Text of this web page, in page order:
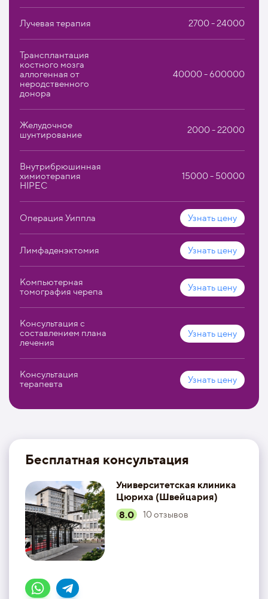
Лучевая терапия 2700 - 24000
Трансплантация
костного мозга
аллогенная от
неродственного
донора
40000 - 600000
Желудочное
шунтирование
2000 - 22000
Внутрибрюшинная
химиотерапия
HIPEC
15000 - 50000
Операция Уиппла Узнать цену
Лимфаденэктомия Узнать цену
Компьютерная
томография черепа
Узнать цену
Консультация с
составлением плана
лечения
Узнать цену
Консультация
терапевта
Узнать цену
Бесплатная консультация
Университетская клиника
Цюриха (Швейцария)
8.0
10отзывов